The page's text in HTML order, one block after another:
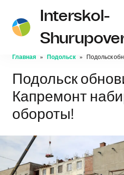
Interskol-
Главная Подольск Подольск
Подольск
Капремонт
обороты!